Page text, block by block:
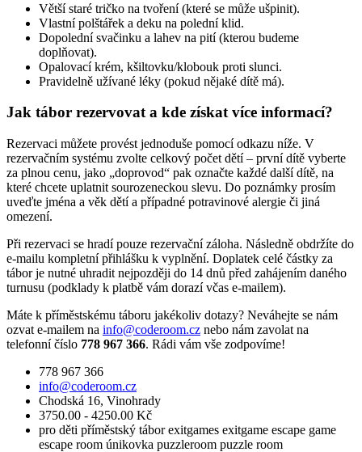
Větší staré tričko na tvoření (které se může ušpinit).
Vlastní polštářek a deku na polední klid.
Dopolední svačinku a lahev na pití (kterou budeme
doplňovat).
Opalovací krém, kšiltovku/klobouk proti slunci.
Pravidelně užívané léky (pokud nějaké dítě má).
Jak tábor rezervovat a kde získat více informací?
Rezervaci můžete provést jednoduše pomocí odkazu níže. V
rezervačním systému zvolte celkový počet dětí – první dítě vyberte
za plnou cenu, jako „doprovod“ pak označte každé další dítě, na
které chcete uplatnit sourozeneckou slevu. Do poznámky prosím
uveďte jména a věk dětí a případné potravinové alergie či jiná
omezení.
Při rezervaci se hradí pouze rezervační záloha. Následně obdržíte do
e-mailu kompletní přihlášku k vyplnění. Doplatek celé částky za
tábor je nutné uhradit nejpozději do 14 dnů před zahájením daného
turnusu (podklady k platbě vám dorazí včas e-mailem).
Máte k příměstskému táboru jakékoliv dotazy? Neváhejte se nám
ozvat e-mailem na info@coderoom.cz nebo nám zavolat na
telefonní číslo 778 967 366. Rádi vám vše zodpovíme!
778 967 366
info@coderoom.cz
Chodská 16, Vinohrady
3750.00 - 4250.00 Kč
pro děti příměstský tábor exitgames exitgame escape game
escape room únikovka puzzleroom puzzle room